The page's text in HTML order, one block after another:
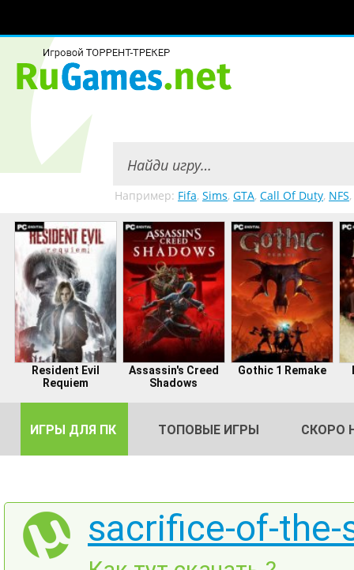
Например: Fifa, Sims, GTA, Call Of Duty, NFS,
Resident Evil
Requiem
Assassin's Creed
Shadows
Gothic 1 Remake
ИГРЫ ДЛЯ ПК ТОПОВЫЕ ИГРЫ СКОРО
sacrifice-of-